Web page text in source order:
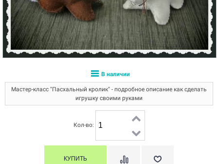
В наличии
Мастер-класс "Пасхальный кролик" - подробное описание как сделать
игрушку своими руками
Кол-во: